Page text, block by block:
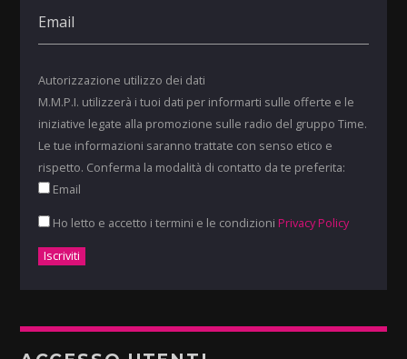
Autorizzazione utilizzo dei dati
M.M.P.I. utilizzerà i tuoi dati per informarti sulle offerte e le
iniziative legate alla promozione sulle radio del gruppo Time.
Le tue informazioni saranno trattate con senso etico e
rispetto. Conferma la modalità di contatto da te preferita:
Email
Ho letto e accetto i termini e le condizioni Privacy Policy